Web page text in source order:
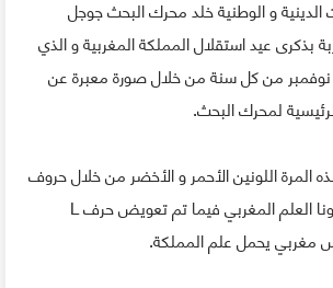
و الوطنية خلد محرك البحث جوجل
بذكرى عيد استقلال المملكة المغربية و الذي
شهر نوفمبر من كل سنة من خلال صورة معبرة عن
لمحرك البحث.
اللونين الأحمر و الأخضر من خلال حروف
كلمة جووجل و هما لونا العلم المغربي فيما تم تعويض حرف L
مغربي يحمل علم المملكة.